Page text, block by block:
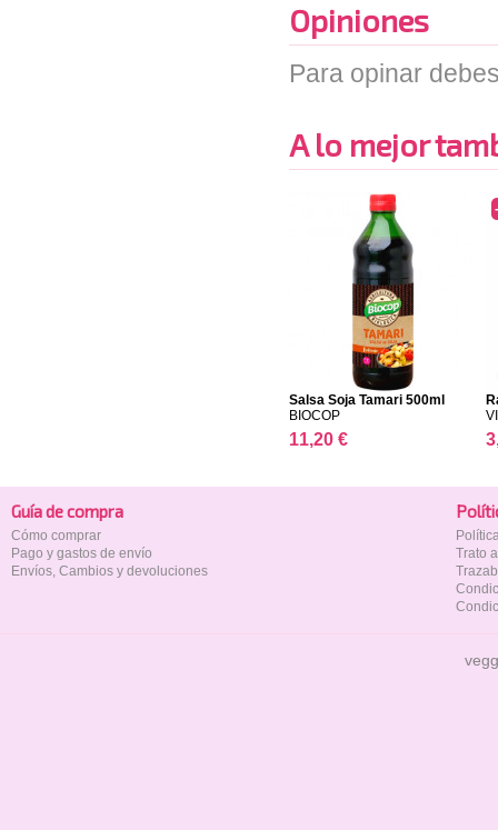
Opiniones
Para opinar
A lo mejor
Salsa Soja Tamari 500ml
BIOCOP
11,20 €
Guía de compra
Cómo comprar
Pago y gastos de envío
Envíos, Cambios y devoluciones
Trato